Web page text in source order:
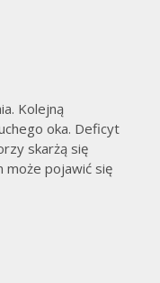
Kolejną
oka. Deficyt
skarżą się
może pojawić się